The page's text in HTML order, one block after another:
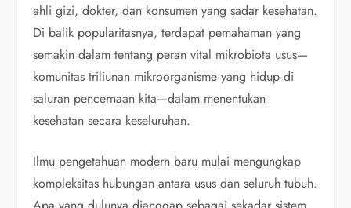
ahli gizi, dokter, dan konsumen yang sadar kesehatan.
Di balik popularitasnya, terdapat pemahaman yang
semakin dalam tentang peran vital mikrobiota usus—
komunitas triliunan mikroorganisme yang hidup di
saluran pencernaan kita—dalam menentukan
kesehatan secara keseluruhan.
Ilmu pengetahuan modern baru mulai mengungkap
kompleksitas hubungan antara usus dan seluruh tubuh.